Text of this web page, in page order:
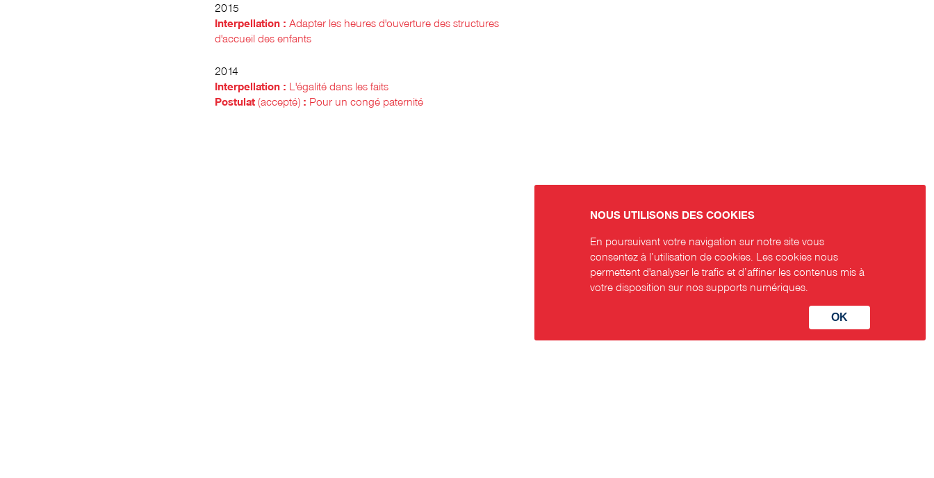
2015
Interpellation : Adapter les heures d'ouverture des structures
d'accueil des enfants
2014
Interpellation : L'égalité dans les faits
Postulat (accepté) : Pour un congé paternité
NOUS UTILISONS DES COOKIES
En poursuivant votre navigation sur notre site vous
consentez à l’utilisation de cookies. Les cookies nous
permettent d'analyser le trafic et d’affiner les contenus mis à
votre disposition sur nos supports numériques.